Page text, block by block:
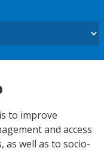
to improve
and access
as well as to socio-